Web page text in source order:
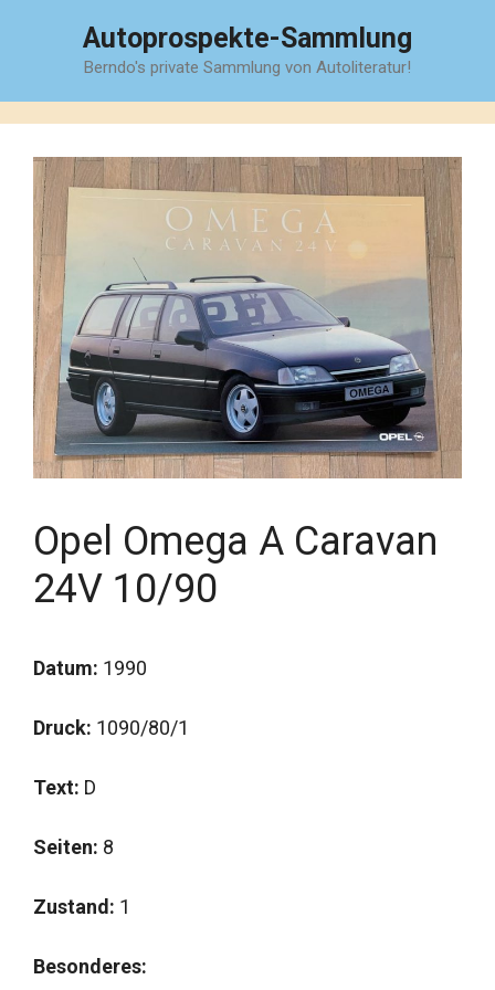
Autoprospekte-Sammlung
Berndo's private Sammlung von Autoliteratur!
Opel Omega A Caravan
24V 10/90
Datum: 1990
Druck: 1090/80/1
Text: D
Seiten: 8
Zustand: 1
Besonderes: